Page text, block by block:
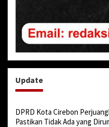
Update
DPRD Kota Cirebon
Pastikan Tidak Ada yang